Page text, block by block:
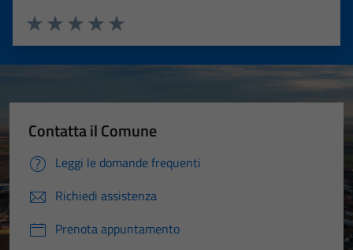
Valuta 5 stelle su 5
Valuta 4 stelle su 5
Valuta 3 stelle su 5
Valuta 2 stelle su 5
Valuta 1 stelle su 5
Contatta il Comune
Leggi le domande frequenti
Richiedi assistenza
Prenota appuntamento